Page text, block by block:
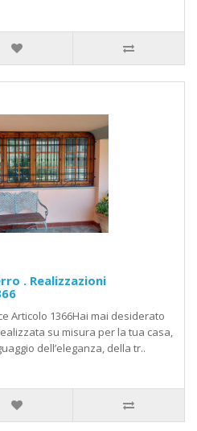
. Realizzazioni
Articolo 1366Hai mai desiderato
su misura per la tua casa,
dell’eleganza, della tr..